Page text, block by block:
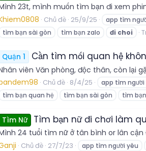
23t, mình muốn tìm bạn đi xem
Chủ đề 25/9/25 app tìm
tìm bạn sài gòn
tìm bạn zalo đi choi
Quận 1 Cần tìm mối quan hệ
viên Văn phòng, độc thân, còn lại
Chủ đề 8/4/25 app tìm người
tìm bạn quan hệ
tìm bạn sài gòn tìm
Tìm Nữ Tìm bạn nữ đi chơi làm
24 tuổi tìm nữ ở tân bình or lân
Chủ đề 27/7/23 app tìm người yêu